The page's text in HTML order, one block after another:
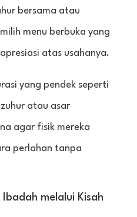
bersama atau
menu berbuka yang
atas usahanya.
yang pendek seperti
atau asar
agar fisik mereka
perlahan tanpa
melalui Kisah